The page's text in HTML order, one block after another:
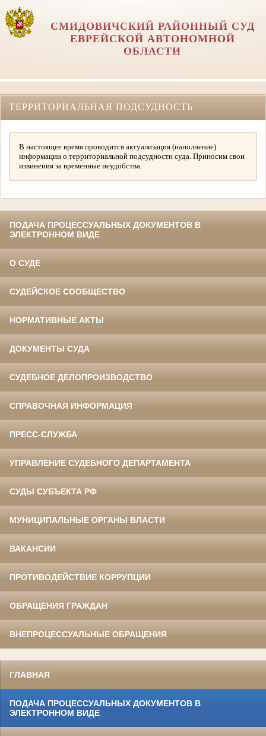
СМИДОВИЧСКИЙ РАЙОННЫЙ СУД
ЕВРЕЙСКОЙ АВТОНОМНОЙ
ОБЛАСТИ
ТЕРРИТОРИАЛЬНАЯ ПОДСУДНОСТЬ
В настоящее время проводится актуализация (наполнение)
информации о территориальной подсудности суда. Приносим свои
извинения за временные неудобства.
ПОДАЧА ПРОЦЕССУАЛЬНЫХ ДОКУМЕНТОВ В
ЭЛЕКТРОННОМ ВИДЕ
О СУДЕ
СУДЕЙСКОЕ СООБЩЕСТВО
НОРМАТИВНЫЕ АКТЫ
ДОКУМЕНТЫ СУДА
СУДЕБНОЕ ДЕЛОПРОИЗВОДСТВО
СПРАВОЧНАЯ ИНФОРМАЦИЯ
ПРЕСС-СЛУЖБА
УПРАВЛЕНИЕ СУДЕБНОГО ДЕПАРТАМЕНТА
СУДЫ СУБЪЕКТА РФ
МУНИЦИПАЛЬНЫЕ ОРГАНЫ ВЛАСТИ
ВАКАНСИИ
ПРОТИВОДЕЙСТВИЕ КОРРУПЦИИ
ОБРАЩЕНИЯ ГРАЖДАН
ВНЕПРОЦЕССУАЛЬНЫЕ ОБРАЩЕНИЯ
ГЛАВНАЯ
ПОДАЧА ПРОЦЕССУАЛЬНЫХ ДОКУМЕНТОВ В
ЭЛЕКТРОННОМ ВИДЕ